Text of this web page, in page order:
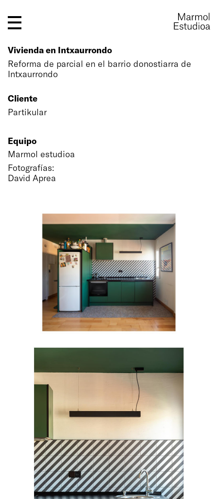
Vivienda en Intxaurrondo
Reforma de parcial en el barrio donostiarra de
Intxaurrondo
Cliente
Partikular
Equipo
Marmol estudioa
Fotografías:
David Aprea